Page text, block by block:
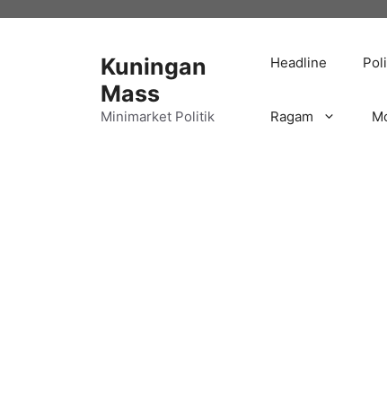
Kuningan
Mass
Minimarket Politik
Headline
Ragam